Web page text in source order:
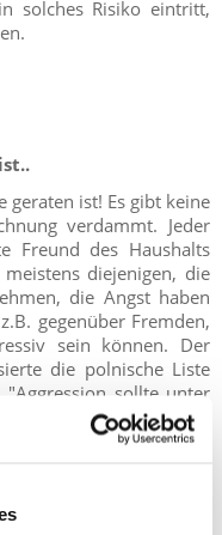
solches Risiko eintritt,
geraten ist! Es gibt keine
verdammt. Jeder
Freund des Haushalts
diejenigen, die
die Angst haben
gegenüber Fremden,
sein können. Der
die polnische Liste
sollte unter
Hunderasse in
von der Rasse wird
ungerecht und einer